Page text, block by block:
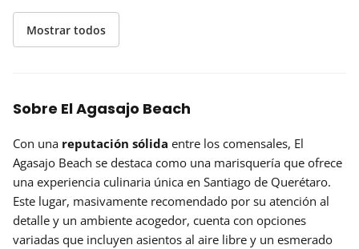
Mostrar todos
Sobre El Agasajo Beach
Con una reputación sólida entre los comensales, El
Agasajo Beach se destaca como una marisquería que ofrece
una experiencia culinaria única en Santiago de Querétaro.
Este lugar, masivamente recomendado por su atención al
detalle y un ambiente acogedor, cuenta con opciones
variadas que incluyen asientos al aire libre y un esmerado